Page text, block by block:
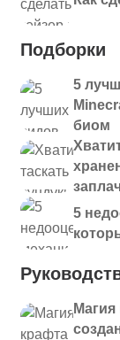
Подборки
5
биом
5